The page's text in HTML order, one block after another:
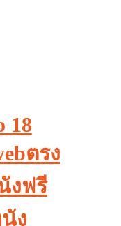
18
ตรง
งฟรี
ง